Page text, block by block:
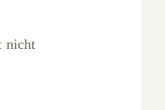
nicht